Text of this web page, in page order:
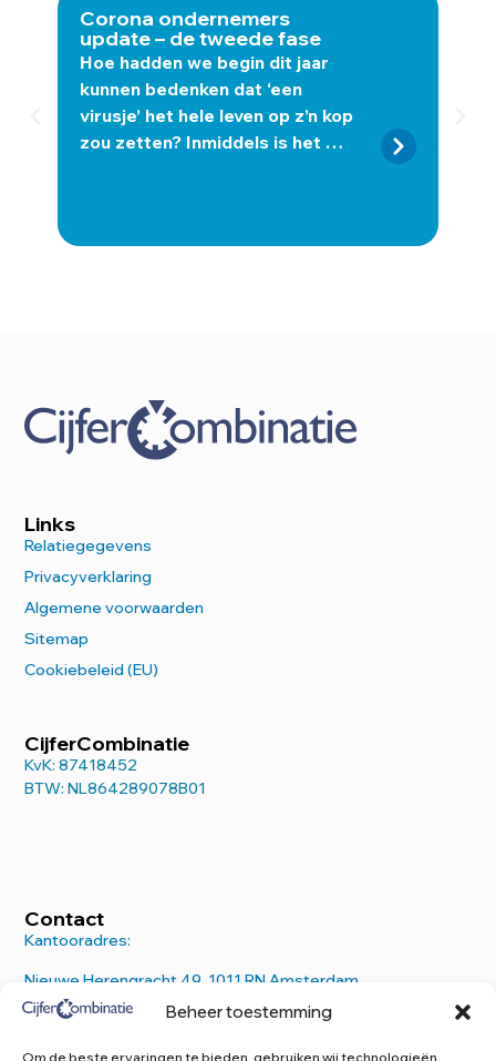
Beheer toestemming
Om de beste ervaringen te bieden, gebruiken wij technologieën
Corona ondernemers
update – de tweede fase
Hoe hadden we begin dit jaar
kunnen bedenken dat ‘een
virusje’ het hele leven op z’n kop
zou zetten? Inmiddels is het …
Contact
Kantooradres:
Nieuwe Herengracht 49, 1011 RN Amsterdam
E.info@cijfercombinatie.nl
CijferCombinatie
KvK: 87418452
BTW: NL864289078B01
Links
Relatiegegevens
Privacyverklaring
Algemene voorwaarden
Sitemap
Cookiebeleid (EU)